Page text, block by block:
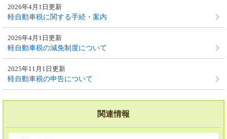
軽自動車税に関する手続・案内
2026年4月1日更新
軽自動車税の減免制度について
2026年4月1日更新
軽自動車税の申告について
2025年11月1日更新
関連情報